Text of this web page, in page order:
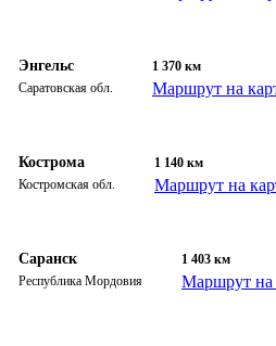
Энгельс
Саратовская обл.
1 370 км
Маршрут на
Кострома
Костромская обл.
1 140 км
Маршрут на
Саранск
Республика Мордовия
1 403 км
Маршрут на